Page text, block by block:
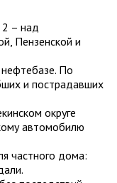
2 – над
Пензенской и
По
и пострадавших
округе
автомобилю
частного дома: